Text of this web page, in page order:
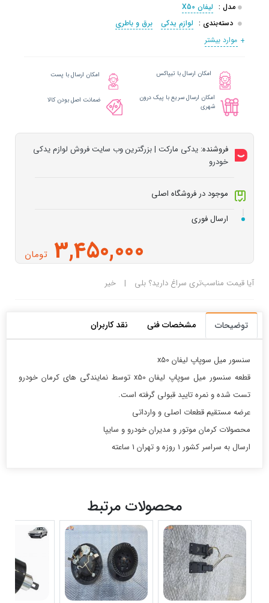
مدل : لیفان X50
دسته‌بندی : لوازم یدکی
برق و باطری
موارد بیشتر
امکان ارسال با تیپاکس امکان ارسال با پست
امکان ارسال سریع با پیک درون
شهری
ضمانت اصل بودن کالا
فروشنده: یدکی مارکت | بزرگترین وب سایت فروش لوازم یدکی
خودرو
موجود در فروشگاه اصلی
ارسال فوری
3,450,000 تومان
آیا قیمت مناسب‌تری سراغ دارید؟ بلی | خیر
توضیحات مشخصات فنی نقد کاربران
سنسور میل سوپاپ لیفان x50
قطعه سنسور میل سوپاپ لیفان x50 توسط نمایندگی های کرمان خودرو
تست شده و نمره تایید قبولی گرفته است.
عرضه مستقیم قطعات اصلی و وارداتی
محصولات کرمان موتور و مدیران خودرو و سایپا
ارسال به سراسر کشور 1 روزه و تهران 1 ساعته
محصولات مرتبط